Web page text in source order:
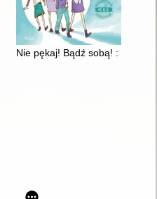
Nie pękaj! Bądź sobą! :